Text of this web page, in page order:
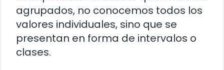
agrupados, no conocemos todos los
valores individuales, sino que se
presentan en forma de intervalos o
clases.